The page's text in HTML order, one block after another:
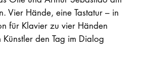
Vier Hände, eine Tastatur – in
für Klavier zu vier Händen
den Tag im Dialog